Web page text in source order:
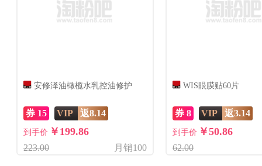
安修泽油橄榄水乳控油修护
券 15 VIP 返8.14
到手价 ￥199.86
223.00 月销100
WIS眼膜贴60片
券 8 VIP 返3.14
到手价 ￥50.86
62.00